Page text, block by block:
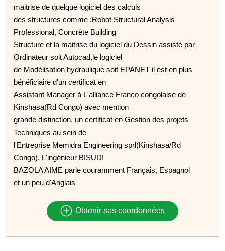
maitrise de quelque logiciel des calculs
des structures comme :Robot Structural Analysis
Professional, Concrète Building
Structure et la maitrise du logiciel du Dessin assisté par
Ordinateur soit Autocad,le logiciel
de Modélisation hydraulique soit EPANET il est en plus
bénéficiaire d'un certificat en
Assistant Manager à L'alliance Franco congolaise de
Kinshasa(Rd Congo) avec mention
grande distinction, un certificat en Gestion des projets
Techniques au sein de
l'Entreprise Memidra Engineering sprl(Kinshasa/Rd
Congo). L'ingénieur BISUDI
BAZOLA AIME parle couramment Français, Espagnol
et un peu d'Anglais
Obtenir ses coordonnées